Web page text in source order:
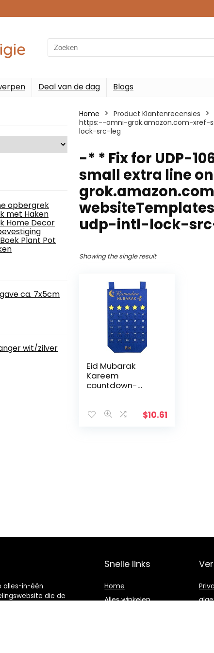
Search
for:
Deal van de dag Blogs
opbergrek
met Haken
Home Decor
Plant Pot
ca. 7x5cm
wit/zilver
Home Product Klantenrecensies
https:--omni-grok.amazon.com-xref-
lock-src-leg
-* * Fix for UDP-
small extra line
udp-intl-lock-
Showing the single result
Eid Mubarak
Kareem
countdown-
vilten kalender$10.61
alles-in-één
die de
Snelle links
Home
Alles winkelen